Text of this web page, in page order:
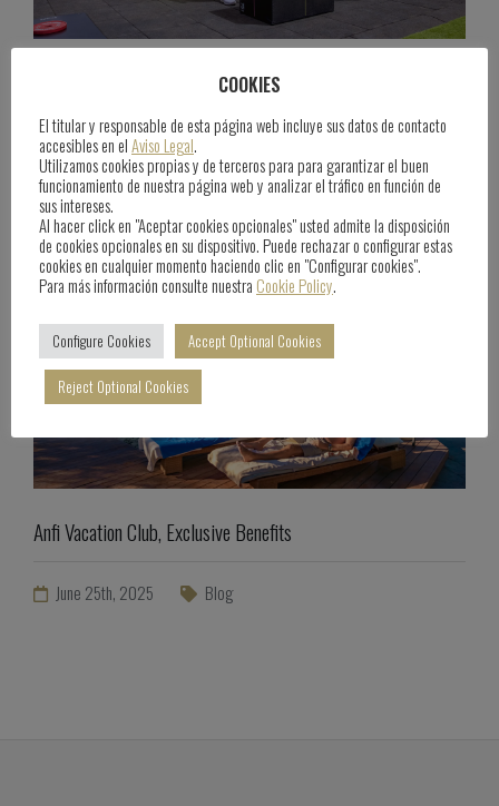
June 25th, 2025 Blog
Anfi Vacation Club, Exclusive Benefits
June 25th, 2025 Blog
COOKIES
El titular y responsable de esta página web incluye sus datos de contacto
accesibles en elAviso Legal.
Utilizamos cookies propias y de terceros para para garantizar el buen
funcionamiento de nuestra página web y analizar el tráfico en función de
sus intereses.
Al hacer click en "Aceptar cookies opcionales" usted admite la disposición
de cookies opcionales en su dispositivo. Puede rechazar o configurar estas
cookies en cualquier momento haciendo clic en "Configurar cookies".
Para más información consulte nuestra Cookie Policy.
Configure Cookies Accept Optional Cookies
Reject Optional Cookies